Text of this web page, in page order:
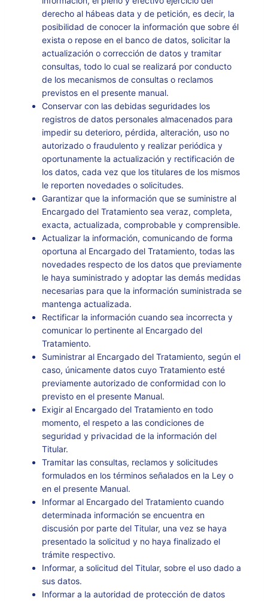
derecho al hábeas data y de petición, es decir, la
posibilidad de conocer la información que sobre él
exista o repose en el banco de datos, solicitar la
actualización o corrección de datos y tramitar
consultas, todo lo cual se realizará por conducto
de los mecanismos de consultas o reclamos
previstos en el presente manual.
Conservar con las debidas seguridades los
registros de datos personales almacenados para
impedir su deterioro, pérdida, alteración, uso no
autorizado o fraudulento y realizar periódica y
oportunamente la actualización y rectificación de
los datos, cada vez que los titulares de los mismos
le reporten novedades o solicitudes.
Garantizar que la información que se suministre al
Encargado del Tratamiento sea veraz, completa,
exacta, actualizada, comprobable y comprensible.
Actualizar la información, comunicando de forma
oportuna al Encargado del Tratamiento, todas las
novedades respecto de los datos que previamente
le haya suministrado y adoptar las demás medidas
necesarias para que la información suministrada se
mantenga actualizada.
Rectificar la información cuando sea incorrecta y
comunicar lo pertinente al Encargado del
Tratamiento.
Suministrar al Encargado del Tratamiento, según el
caso, únicamente datos cuyo Tratamiento esté
previamente autorizado de conformidad con lo
previsto en el presente Manual.
Exigir al Encargado del Tratamiento en todo
momento, el respeto a las condiciones de
seguridad y privacidad de la información del
Titular.
Tramitar las consultas, reclamos y solicitudes
formulados en los términos señalados en la Ley o
en el presente Manual.
Informar al Encargado del Tratamiento cuando
determinada información se encuentra en
discusión por parte del Titular, una vez se haya
presentado la solicitud y no haya finalizado el
trámite respectivo.
Informar, a solicitud del Titular, sobre el uso dado a
sus datos.
Informar a la autoridad de protección de datos